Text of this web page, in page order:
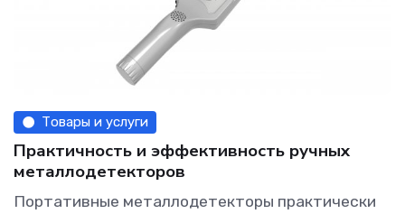
Товары и услуги
Практичность и эффективность ручных
металлодетекторов
Портативные металлодетекторы практически